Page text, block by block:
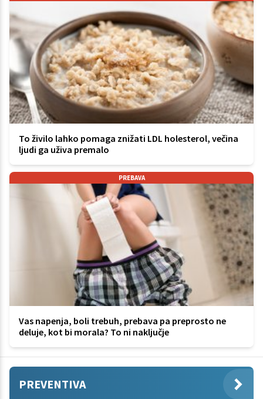
To živilo lahko pomaga znižati LDL holesterol, večina
ljudi ga uživa premalo
PREBAVA
Vas napenja, boli trebuh, prebava pa preprosto ne
deluje, kot bi morala? To ni naključje
PREVENTIVA